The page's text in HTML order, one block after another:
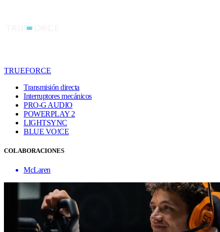
TRUEFORCE
Transmisión directa
Interruptores mecánicos
PRO-G AUDIO
POWERPLAY 2
LIGHTSYNC
BLUE VO!CE
COLABORACIONES
McLaren